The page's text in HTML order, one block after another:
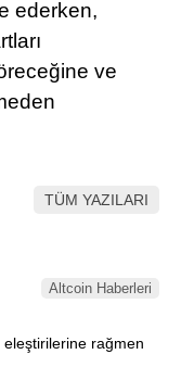
ederken,
ve
TÜM YAZILARI
Altcoin Haberleri